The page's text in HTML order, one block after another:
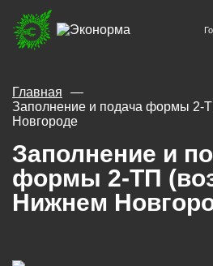
Главная
Заполнение и подача формы 2-
Новгороде
Заполнение и
формы 2-ТП
Нижнем